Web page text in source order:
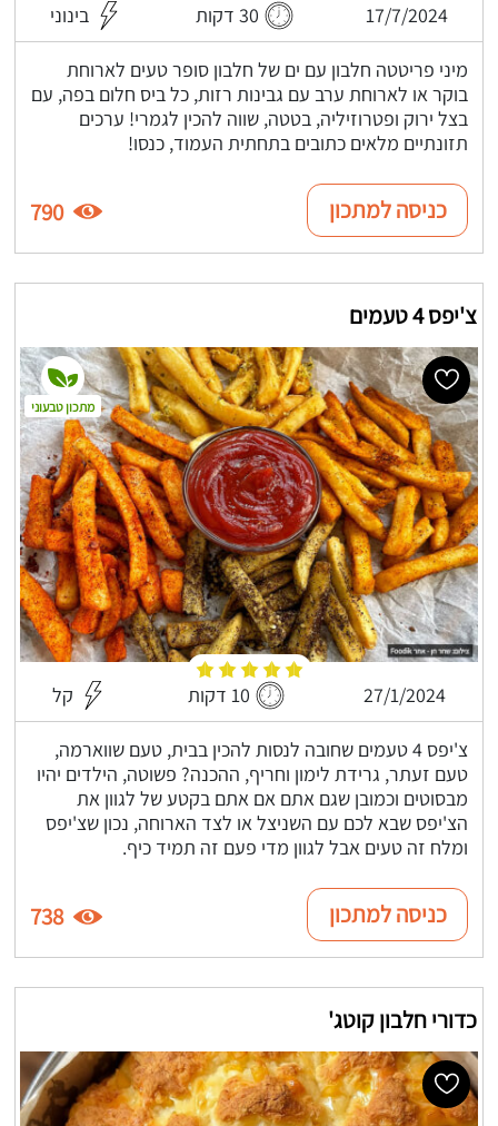
17/7/2024 30 דקות בינוני
מיני פריטטה חלבון עם ים של חלבון סופר טעים לארוחת
בוקר או לארוחת ערב עם גבינות רזות, כל ביס חלום בפה, עם
בצל ירוק ופטרוזיליה, בטטה, שווה להכין לגמרי! ערכים
תזונתיים מלאים כתובים בתחתית העמוד, כנסו!
כניסה למתכון 790
צ'יפס 4 טעמים
27/1/2024 10 דקות קל
צ'יפס 4 טעמים שחובה לנסות להכין בבית, טעם שווארמה,
טעם זעתר, גרידת לימון וחריף, ההכנה? פשוטה, הילדים יהיו
מבסוטים וכמובן שגם אתם אם אתם בקטע של לגוון את
הצ'יפס שבא לכם עם השניצל או לצד הארוחה, נכון שצ'יפס
ומלח זה טעים אבל לגוון מדי פעם זה תמיד כיף.
מתכון טבעוני
כניסה למתכון 738
כדורי חלבון קוטג'